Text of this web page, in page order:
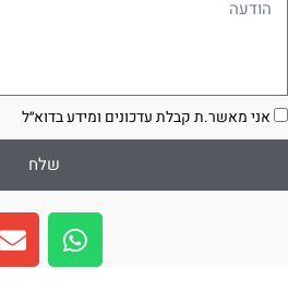
אני מאשר.ת קבלת עדכונים ומידע בדוא״ל
שלח
W
h
a
E
n
v